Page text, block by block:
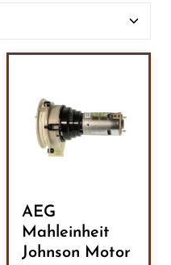
AEG
Mahleinheit
Johnson Motor